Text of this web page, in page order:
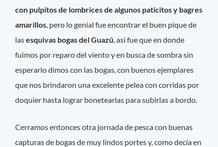
con pulpitos de lombrices de algunos paticitos y bagres
amarillos, pero lo genial fue encontrar el buen pique de
lasesquivas bogas del Guazú, así fue que en donde
fuimos por reparo del viento y en busca de sombra sin
esperarlo dimos con las bogas, con buenos ejemplares
que nos brindaron una excelente pelea con corridas por
doquier hasta lograr bonetearlas para subirlas a bordo.
Cerramos entonces otra jornada de pesca con buenas
capturas de bogas de muy lindos portes y, como decía en